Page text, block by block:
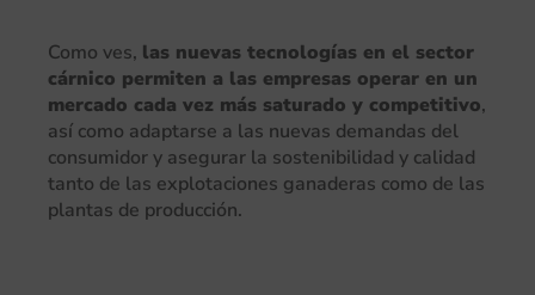
Como ves, las nuevas tecnologías en el sector
cárnico permiten a las empresas operar en un
mercado cada vez más saturado y competitivo,
así como adaptarse a las nuevas demandas del
consumidor y asegurar la sostenibilidad y calidad
tanto de las explotaciones ganaderas como de las
plantas de producción.